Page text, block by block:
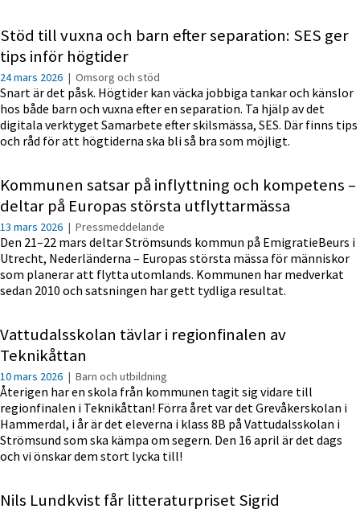
Stöd till vuxna och barn efter separation: SES ger
tips inför högtider
24 mars 2026 | Omsorg och stöd
Snart är det påsk. Högtider kan väcka jobbiga tankar och känslor
hos både barn och vuxna efter en separation. Ta hjälp av det
digitala verktyget Samarbete efter skilsmässa, SES. Där finns tips
och råd för att högtiderna ska bli så bra som möjligt.
Kommunen satsar på inflyttning och kompetens –
deltar på Europas största utflyttarmässa
13 mars 2026 | Pressmeddelande
Den 21–22 mars deltar Strömsunds kommun på EmigratieBeurs i
Utrecht, Nederländerna – Europas största mässa för människor
som planerar att flytta utomlands. Kommunen har medverkat
sedan 2010 och satsningen har gett tydliga resultat.
Vattudalsskolan tävlar i regionfinalen av
Teknikåttan
10 mars 2026 | Barn och utbildning
Återigen har en skola från kommunen tagit sig vidare till
regionfinalen i Teknikåttan! Förra året var det Grevåkerskolan i
Hammerdal, i år är det eleverna i klass 8B på Vattudalsskolan i
Strömsund som ska kämpa om segern. Den 16 april är det dags
och vi önskar dem stort lycka till!
Nils Lundkvist får litteraturpriset Sigrid